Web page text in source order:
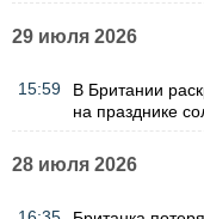
29 июля 2026
15:59
В Британии
на празднике
28 июля 2026